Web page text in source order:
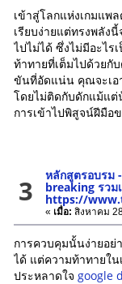
เข้าสู่โลกแห่งเกมแพ
เรียบง่ายแต่ทรงพลัง
ไปไม่ได้ ซึ่งไม่มีอะไ
ท้าทายที่เต็มไปด้วยกั
ขันที่อัดแน่น คุณจะเอ
โดยไม่ติดกับดักแม้แต่
การเข้าไปพิสูจน์ฝีมือ
3 หลักสูตรอบรม
breaking รวม
https://
« เมื่อ: สิงหาคม
การควบคุมนั้นง่ายอย่
ได้ แต่ความท้าทายใน
ประหลาดใจ google